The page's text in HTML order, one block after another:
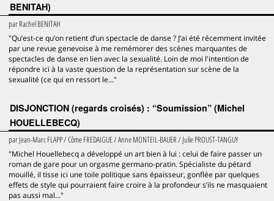
BENITAH)
parRachel BENITAH
"Qu’est-ce qu’on retient d’un spectacle de danse ? J’ai été récemment invitée
par une revue genevoise à me remémorer des scènes marquantes de
spectacles de danse en lien avec la sexualité. Loin de moi l'intention de
répondre ici à la vaste question de la représentation sur scène de la
sexualité (ce qui en ressort le..."
DISJONCTION (regards croisés) : “Soumission” (Michel
HOUELLEBECQ)
parJean-Marc FLAPP / Côme FREDAIGUE / Anne MONTEIL-BAUER / Julie PROUST-TANGUY
"Michel Houellebecq a développé un art bien à lui : celui de faire passer un
roman de gare pour un orgasme germano-pratin. Spécialiste du pétard
mouillé, il tisse ici une toile politique sans épaisseur, gonflée par quelques
effets de style qui pourraient faire croire à la profondeur s’ils ne masquaient
pas aussi mal..."